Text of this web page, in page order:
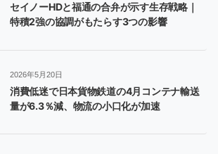
セイノーHDと福通の合弁が示す生存戦略｜
特積2強の協調がもたらす3つの影響
2026年5月20日
消費低迷で日本貨物鉄道の4月コンテナ輸送
量が6.3％減、物流の小口化が加速